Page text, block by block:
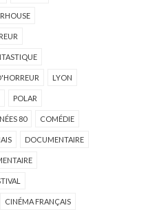
LYON
POLAR
80 COMÉDIE
DOCUMENTAIRE
CINÉMA FRANÇAIS